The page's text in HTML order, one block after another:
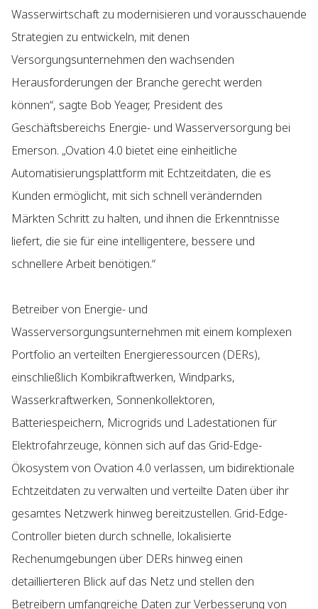
Wasserwirtschaft zu modernisieren und vorausschauende
Strategien zu entwickeln, mit denen
Versorgungsunternehmen den wachsenden
Herausforderungen der Branche gerecht werden
können“, sagte Bob Yeager, President des
Geschäftsbereichs Energie- und Wasserversorgung bei
Emerson. „Ovation 4.0 bietet eine einheitliche
Automatisierungsplattform mit Echtzeitdaten, die es
Kunden ermöglicht, mit sich schnell verändernden
Märkten Schritt zu halten, und ihnen die Erkenntnisse
liefert, die sie für eine intelligentere, bessere und
schnellere Arbeit benötigen.“
Betreiber von Energie- und
Wasserversorgungsunternehmen mit einem komplexen
Portfolio an verteilten Energieressourcen (DERs),
einschließlich Kombikraftwerken, Windparks,
Wasserkraftwerken, Sonnenkollektoren,
Batteriespeichern, Microgrids und Ladestationen für
Elektrofahrzeuge, können sich auf das Grid-Edge-
Ökosystem von Ovation 4.0 verlassen, um bidirektionale
Echtzeitdaten zu verwalten und verteilte Daten über ihr
gesamtes Netzwerk hinweg bereitzustellen. Grid-Edge-
Controller bieten durch schnelle, lokalisierte
Rechenumgebungen über DERs hinweg einen
detaillierteren Blick auf das Netz und stellen den
Betreibern umfangreiche Daten zur Verbesserung von